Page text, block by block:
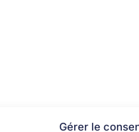
Gérer le